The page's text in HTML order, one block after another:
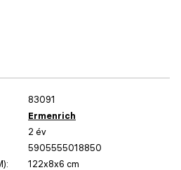
83091
Ermenrich
2 év
5905555018850
122x8x6 cm